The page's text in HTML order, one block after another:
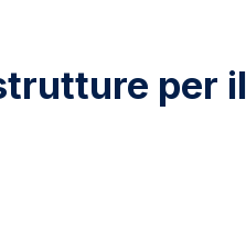
per